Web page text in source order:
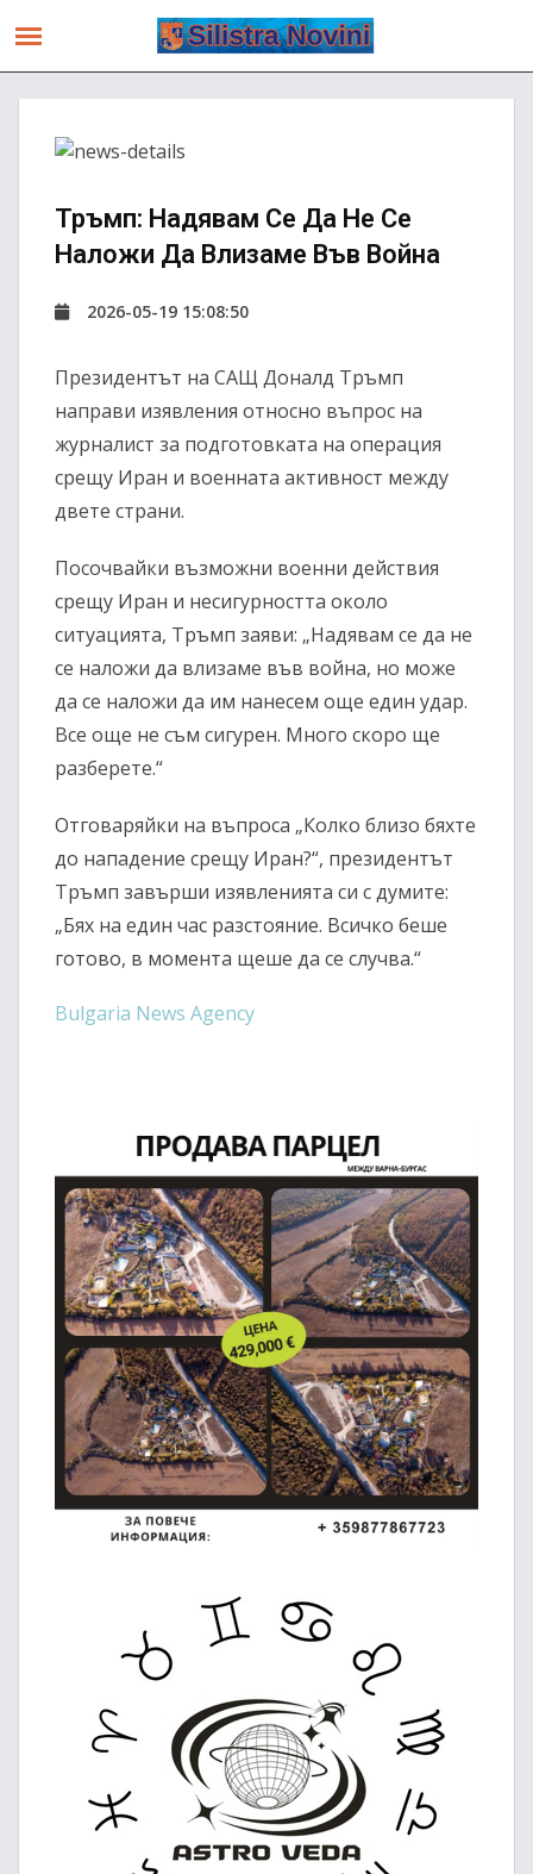
Тръмп: Надявам Се Да Не Се
Наложи Да Влизаме Във Война
2026-05-19 15:08:50
Президентът на САЩ Доналд Тръмп
направи изявления относно въпрос на
журналист за подготовката на операция
срещу Иран и военната активност между
двете страни.
Посочвайки възможни военни действия
срещу Иран и несигурността около
ситуацията, Тръмп заяви: „Надявам се да не
се наложи да влизаме във война, но може
да се наложи да им нанесем още един удар.
Все още не съм сигурен. Много скоро ще
разберете.“
Отговаряйки на въпроса „Колко близо бяхте
до нападение срещу Иран?“, президентът
Тръмп завърши изявленията си с думите:
„Бях на един час разстояние. Всичко беше
готово, в момента щеше да се случва.“
Bulgaria News Agency